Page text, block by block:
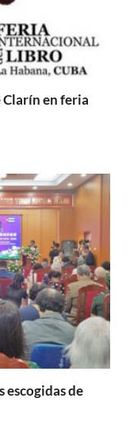
Clarín en feria
de